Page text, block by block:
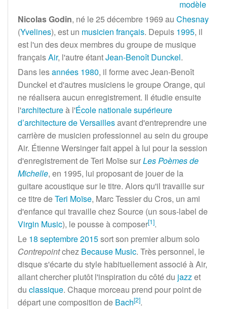
Nicolas Godin, né le25 décembre 1969 au Chesnay
(Yvelines), est un musicien français. Depuis 1995, il
est l'un des deux membres du groupe de musique
françaisAir, l'autre étantJean-Benoît Dunckel.
Dans lesannées 1980, il forme avec Jean-Benoît
Dunckel et d'autres musiciens le groupe Orange, qui
ne réalisera aucun enregistrement. Il étudie ensuite
l'architectureà l'École nationale supérieure
d’architecture de Versaillesavant d'entreprendre une
carrière de musicien professionnel au sein du groupe
Air. Étienne Wersinger fait appel à lui pour la session
d'enregistrement de Teri Moïse surLes Poèmes de
Michelle, en 1995, lui proposant de jouer de la
guitare acoustique sur le titre. Alors qu'il travaille sur
ce titre deTeri Moïse, Marc Tessier du Cros, un ami
d'enfance qui travaille chez Source (un sous-label de
Virgin Music), le pousse à composer[1].
Le 18 septembre2015sort son premier album solo
Contrepointchez Because Music. Très personnel, le
disque s'écarte du style habituellement associé à Air,
allant chercher plutôt l'inspiration du côté du jazzet
du classique. Chaque morceau prend pour point de
départ une composition de Bach[2].